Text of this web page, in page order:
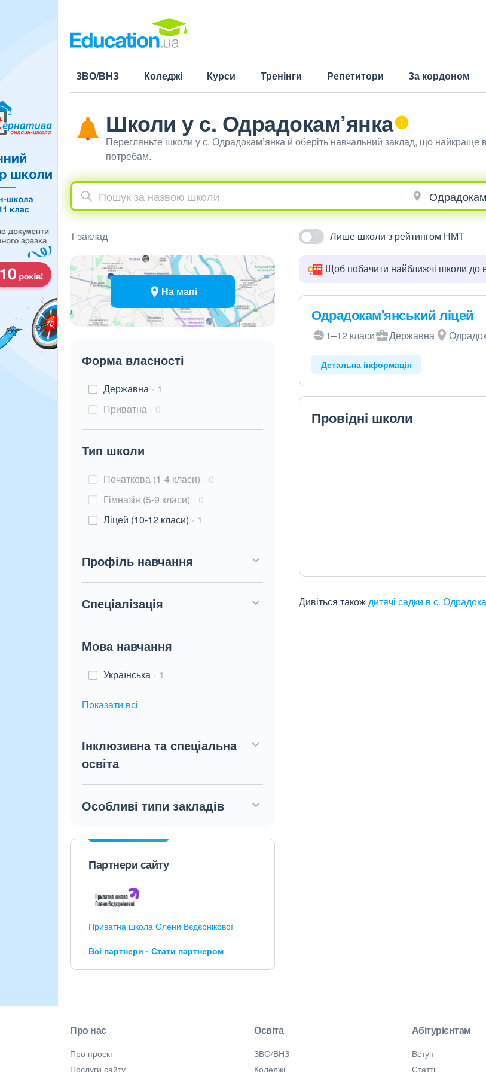
ЗВО/ВНЗ Коледжі Курси Тренінги Репетитори За кордоном
Школи у с. Одрадокам’янка
Перегляньте школи у с. Одрадокам’янка й оберіть навчальний заклад, що найкраще
потребам.
1 заклад Лише школи з рейтингом НМТ
На мапі
Форма власності
Державна
1
Приватна
0
Тип школи
Початкова (1-4 класи)
0
Гімназія (5-9 класи)
0
Ліцей (10-12 класи)
1
Профіль навчання
Спеціалізація
Мова навчання
Українська 1
Показати всі
Інклюзивна та спеціальна
освіта
Особливі типи закладів
Партнери сайту
Приватна школа Олени Вєдєрнікової
Всі партнери Стати партнером
Щоб побачити найближчі школи до
Одрадокам'янський ліцей
1–12 класи Державна
Детальна інформація
Провідні школи
Дивіться такождитячі садки в с.
Про нас
Про проєкт
Послуги сайту
Освіта
ЗВО/ВНЗ
Коледжі
Абітурієнтам
Вступ
Статті